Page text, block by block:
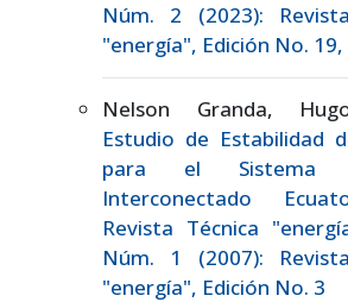
Núm. 2 (2023):
"energía", Edición No. 19,
Nelson Granda,
Estudio de Estabilidad
para el Sistema
Interconectado
Revista Técnica
Núm. 1 (2007):
"energía", Edición No. 3